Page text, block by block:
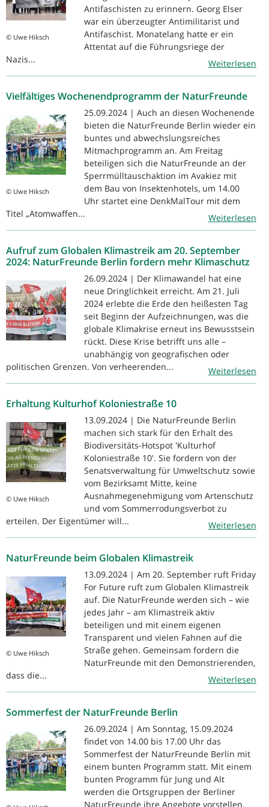
© Uwe Hiksch
Antifaschisten zu erinnern. Georg Elser
war ein überzeugter Antimilitarist und
Antifaschist. Monatelang hatte er ein
Attentat auf die Führungsriege der
Nazis...
Weiterlesen
Vielfältiges Wochenendprogramm der NaturFreunde
© Uwe Hiksch
25.09.2024 | Auch an diesen Wochenende
bieten die NaturFreunde Berlin wieder ein
buntes und abwechslungsreiches
Mitmachprogramm an. Am Freitag
beteiligen sich die NaturFreunde an der
Sperrmülltauschaktion im Avakiez mit
dem Bau von Insektenhotels, um 14.00
Uhr startet eine DenkMalTour mit dem
Titel „Atomwaffen...
Weiterlesen
Aufruf zum Globalen Klimastreik am 20. September
2024: NaturFreunde Berlin fordern mehr Klimaschutz
26.09.2024 | Der Klimawandel hat eine
neue Dringlichkeit erreicht. Am 21. Juli
2024 erlebte die Erde den heißesten Tag
seit Beginn der Aufzeichnungen, was die
globale Klimakrise erneut ins Bewusstsein
rückt. Diese Krise betrifft uns alle –
unabhängig von geografischen oder
politischen Grenzen. Von verheerenden...
Weiterlesen
Erhaltung Kulturhof Koloniestraße 10
© Uwe Hiksch
13.09.2024 | Die NaturFreunde Berlin
machen sich stark für den Erhalt des
Biodiversitäts-Hotspot 'Kulturhof
Koloniestraße 10'. Sie fordern von der
Senatsverwaltung für Umweltschutz sowie
vom Bezirksamt Mitte, keine
Ausnahmegenehmigung vom Artenschutz
und vom Sommerrodungsverbot zu
erteilen. Der Eigentümer will...
Weiterlesen
NaturFreunde beim Globalen Klimastreik
© Uwe Hiksch
13.09.2024 | Am 20. September ruft Friday
For Future ruft zum Globalen Klimastreik
auf. Die NaturFreunde werden sich – wie
jedes Jahr – am Klimastreik aktiv
beteiligen und mit einem eigenen
Transparent und vielen Fahnen auf die
Straße gehen. Gemeinsam fordern die
NaturFreunde mit den Demonstrierenden,
dass die...
Weiterlesen
Sommerfest der NaturFreunde Berlin
26.09.2024 | Am Sonntag, 15.09.2024
findet von 14.00 bis 17.00 Uhr das
Sommerfest der NaturFreunde Berlin mit
einem bunten Programm statt. Mit einem
bunten Programm für Jung und Alt
werden die Ortsgruppen der Berliner
NaturFreunde ihre Angebote vorstellen.